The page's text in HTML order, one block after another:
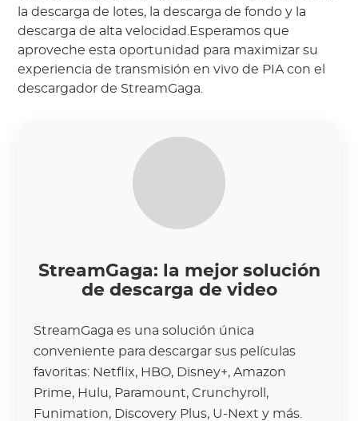
la descarga de lotes, la descarga de fondo y la
descarga de alta velocidad.Esperamos que
aproveche esta oportunidad para maximizar su
experiencia de transmisión en vivo de PIA con el
descargador de StreamGaga.
StreamGaga: la mejor solución
de descarga de video
StreamGaga es una solución única
conveniente para descargar sus películas
favoritas: Netflix, HBO, Disney+, Amazon
Prime, Hulu, Paramount, Crunchyroll,
Funimation, Discovery Plus, U-Next y más.